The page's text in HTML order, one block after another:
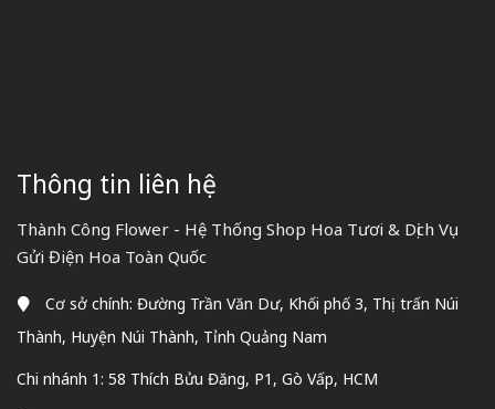
Thông tin liên hệ
Thành Công Flower - Hệ Thống Shop Hoa Tươi & Dịch Vụ
Gửi Điện Hoa Toàn Quốc
Cơ sở chính: Đường Trần Văn Dư, Khối phố 3, Thị trấn Núi
Thành, Huyện Núi Thành, Tỉnh Quảng Nam
Chi nhánh 1: 58 Thích Bửu Đăng, P1, Gò Vấp, HCM